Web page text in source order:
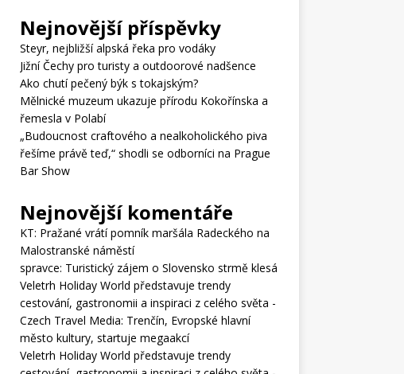
Nejnovější příspěvky
Steyr, nejbližší alpská řeka pro vodáky
Jižní Čechy pro turisty a outdoorové nadšence
Ako chutí pečený býk s tokajským?
Mělnické muzeum ukazuje přírodu Kokořínska a
řemesla v Polabí
„Budoucnost craftového a nealkoholického piva
řešíme právě teď,“ shodli se odborníci na Prague
Bar Show
Nejnovější komentáře
KT: Pražané vrátí pomník maršála Radeckého na
Malostranské náměstí
spravce: Turistický zájem o Slovensko strmě klesá
Veletrh Holiday World představuje trendy
cestování, gastronomii a inspiraci z celého světa -
Czech Travel Media: Trenčín, Evropské hlavní
město kultury, startuje megaakcí
Veletrh Holiday World představuje trendy